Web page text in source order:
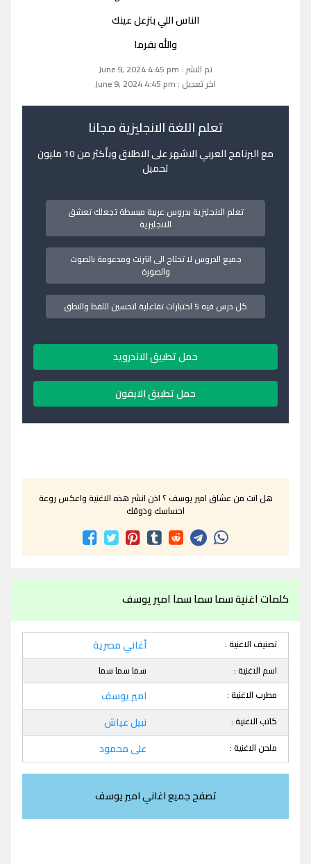
الناس اللي بتزعل عينك
والله بفرما
تم النشر : June 9, 2024 4:45 pm
اخر تعديل : June 9, 2024 4:45 pm
تعلم اللغة الانجليزية مجانا
مع البرنامج العربي الاشهر على الاطلاق وبأكثر من 10 مليون
تحميل
تعلم الانجليزية بدروس عربية مبسطة تجعلك تعشق
الانجليزية
جميع الدروس لا تحتاج الى انترنت ومدعومة بالصوت
والصورة
كل درس فيه 5 اختبارات تفاعلية لتحسين اللفظ والنطق
حمل تطبيق الاندرويد
حمل تطبيق الايفون
هل انت من عشاق امير يوسف ؟ اذن انشر هذه الاغنية واعكس روعة
احساسك وذوقك
كلمات اغنية سما سما سما امير يوسف
تصنيف الاغنية : أغاني مصرية
اسم الاغنية :
سما سما سما
مطرب الاغنية :
امير يوسف
كاتب الاغنية : نبيل عياش
ملحن الاغنية : على محمود
تصفح جميع اغاني امير يوسف